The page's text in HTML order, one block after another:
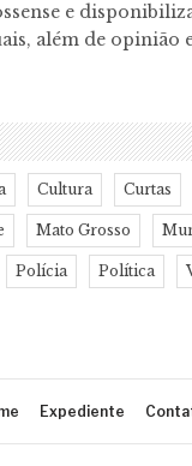
e
além de opinião
Cultura Curtas
Mato Grosso
Polícia Política
Expediente